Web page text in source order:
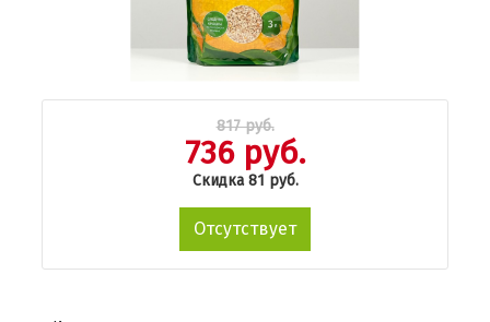
817 руб.
736 руб.
Скидка 81 руб.
Отсутствует